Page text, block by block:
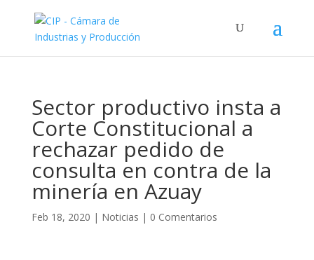
Sector productivo insta a
Corte Constitucional a
rechazar pedido de
consulta en contra de la
minería en Azuay
Feb 18, 2020 | Noticias | 0 Comentarios